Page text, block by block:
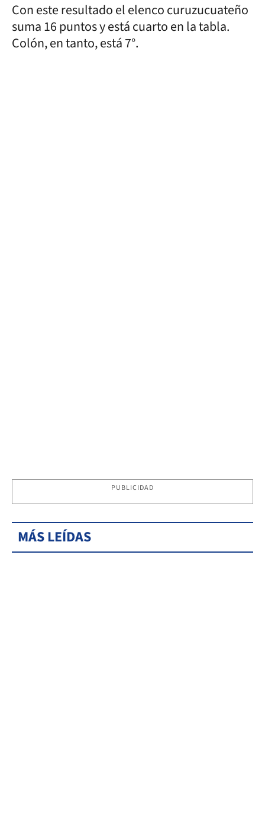
Con este resultado el elenco curuzucuateño
suma 16 puntos y está cuarto en la tabla.
Colón, en tanto, está 7°.
PUBLICIDAD
MÁS LEÍDAS